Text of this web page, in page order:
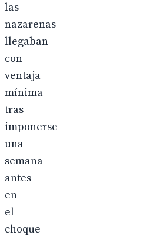
las
nazarenas
llegaban
con
ventaja
mínima
tras
imponerse
una
semana
antes
en
el
choque